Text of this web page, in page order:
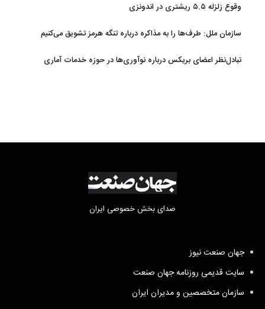
وقوع زلزله ۵.۵ ریشتری در اندونزی
سازمان ملل: طرف‌ها را به مذاکره درباره تنگه هرمز تشویق می‌کنیم
تبادل‌نظر اعضای بریکس درباره نوآوری‌ها در حوزه خدمات آماری
صدای بخش خصوصی ایران
جهان صنعت نیوز
سایت قدیمی روزنامه جهان صنعت
سازمان متخصصین و مدیران ایران